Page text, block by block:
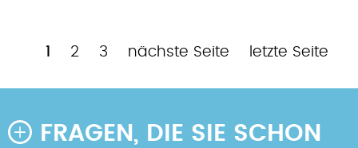
Aktuelle
1 Page
2 Page
3
Nächste
nächste Seite
Letzte
letzte Seite
FRAGEN, DIE SIE SCHON